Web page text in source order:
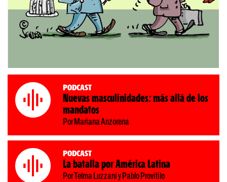
Podcast
Nuevas masculinidades: más allá de los
mandatos
Por Mariana Anzorena
Podcast
La batalla por América Latina
Por Telma Luzzani y Pablo Provitilo